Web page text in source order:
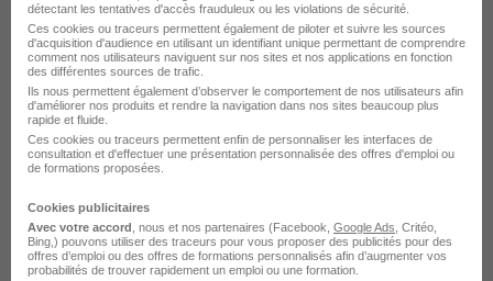
Menuisier-Charpentier H/F
Aquila RH
Aizenay - 85 Intérim Temps partiel
Cette offre n’est plus disponible depuis le 02/07/26
détectant les tentatives d'accès frauduleux ou les violations de sécurité.
Ces cookies ou traceurs permettent également de piloter et suivre les sources
d'acquisition d'audience en utilisant un identifiant unique permettant de comprendre
comment nos utilisateurs naviguent sur nos sites et nos applications en fonction
des différentes sources de trafic.
Ils nous permettent également d’observer le comportement de nos utilisateurs afin
d'améliorer nos produits et rendre la navigation dans nos sites beaucoup plus
rapide et fluide.
Ces cookies ou traceurs permettent enfin de personnaliser les interfaces de
consultation et d'effectuer une présentation personnalisée des offres d'emploi ou
de formations proposées.
Cookies publicitaires
Avec votre accord , nous et nos partenaires (Facebook, Google Ads , Critéo,
Bing,) pouvons utiliser des traceurs pour vous proposer des publicités pour des
offres d’emploi ou des offres de formations personnalisés afin d’augmenter vos
probabilités de trouver rapidement un emploi ou une formation.